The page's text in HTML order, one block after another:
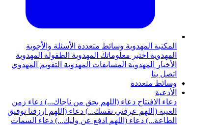
المكتبة المهدوية وسائط متعددة الأسئلة والأجوبة
المهدوية اختبر معلوماتك المهدوية الطفولة المهدوية
الأخبار المهدوية المسابقات المهدوية التقويم المهدوي
اتصل بنا
وسائط متعددة
الأدعية
دعاء الافتتاح دعاء (اللهم بحق من ناجاك...) دعاء زمن
الغيبة (اللهم عرفني نفسك...) دعاء (اللهم ارزقنا توفيق
الطاعة...) دعاء (اللهم ادفع عن وليك...) دعاء السمات